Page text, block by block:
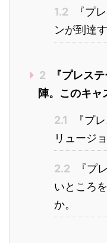
1.2
『プ
ンが到達
2
『プレス
陣。このキャ
2.1
『プ
リュージ
2.2
『プ
いところ
か。